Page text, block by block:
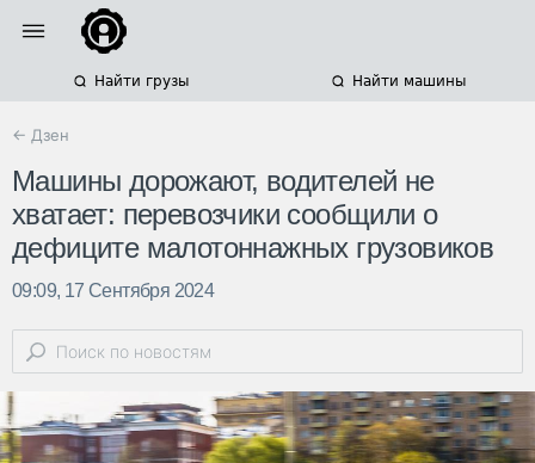
Найти грузы Найти машины
← Дзен
Машины дорожают, водителей не
хватает: перевозчики сообщили о
дефиците малотоннажных грузовиков
09:09, 17 Сентября 2024